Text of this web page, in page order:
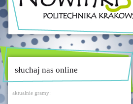
słuchaj nas online
aktualnie gramy: